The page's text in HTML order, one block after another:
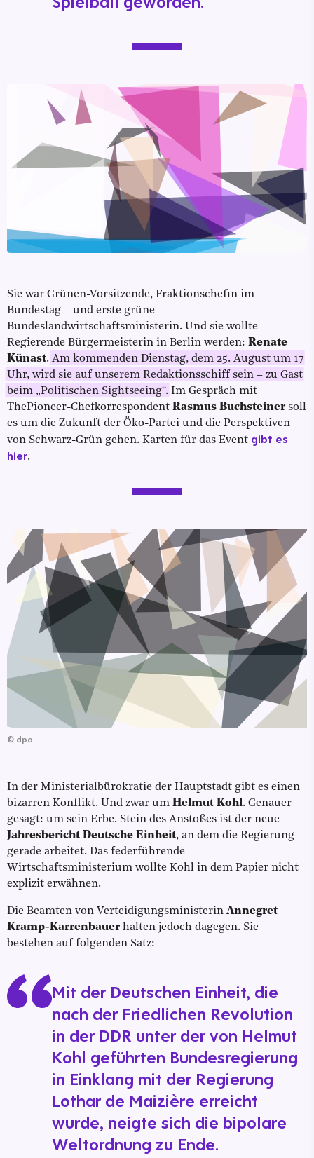
Sie war Grünen-Vorsitzende, Fraktionschefin im
Bundestag – und erste grüne
Bundeslandwirtschaftsministerin. Und sie wollte
Regierende Bürgermeisterin in Berlin werden: Renate
Künast. Am kommenden Dienstag, dem 25. August um 17
Uhr, wird sie auf unserem Redaktionsschiff sein – zu Gast
beim „Politischen Sightseeing“. Im Gespräch mit
ThePioneer-Chefkorrespondent Rasmus Buchsteinersoll
es um die Zukunft der Öko-Partei und die Perspektiven
von Schwarz-Grün gehen. Karten für das Event gibt es
hier.
© dpa
In der Ministerialbürokratie der Hauptstadt gibt es einen
bizarren Konflikt. Und zwar um Helmut Kohl. Genauer
gesagt: um sein Erbe. Stein des Anstoßes ist der neue
Jahresbericht Deutsche Einheit, an dem die Regierung
gerade arbeitet. Das federführende
Wirtschaftsministerium wollte Kohl in dem Papier nicht
explizit erwähnen.
Die Beamten von Verteidigungsministerin Annegret
Kramp-Karrenbauerhalten jedoch dagegen. Sie
bestehen auf folgenden Satz:
Mit der Deutschen Einheit, die
nach der Friedlichen Revolution
in der DDR unter der von Helmut
Kohl geführten Bundesregierung
in Einklang mit der Regierung
Lothar de Maizière erreicht
wurde, neigte sich die bipolare
Weltordnung zu Ende.